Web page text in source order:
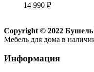
14 990 ₽
Copyright © 2022
Мебель для дома в
Информация